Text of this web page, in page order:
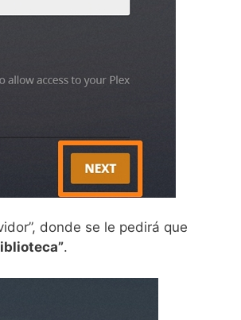
donde se le pedirá que
.